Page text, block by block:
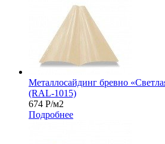
Металлосайдинг бревно
(RAL-1015)
674 Р/м2
Подробнее